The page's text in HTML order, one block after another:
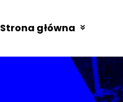
treści
Strona główna